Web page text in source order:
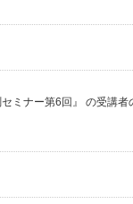
ミナー第6回』 の受講者